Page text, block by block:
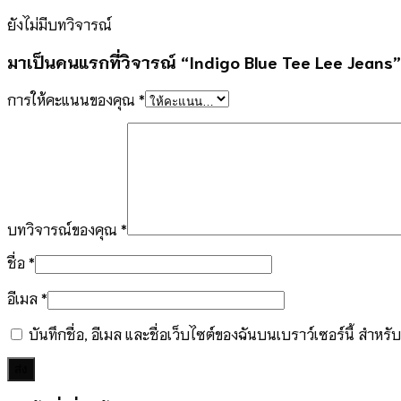
ยังไม่มีบทวิจารณ์
มาเป็นคนแรกที่วิจารณ์ “Indigo Blue Tee Lee Jeans”
การให้คะแนนของคุณ *
บทวิจารณ์ของคุณ *
ชื่อ*
อีเมล*
บันทึกชื่อ, อีเมล และชื่อเว็บไซต์ของฉันบนเบราว์เซอร์นี้ สำหรั